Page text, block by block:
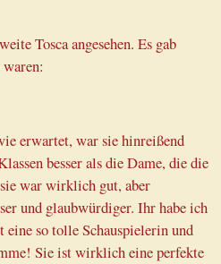
Tosca angesehen. Es gab
erwartet, war sie hinreißend
besser als die Dame, die die
war wirklich gut, aber
und glaubwürdiger. Ihr habe ich
so tolle Schauspielerin und
Sie ist wirklich eine perfekte